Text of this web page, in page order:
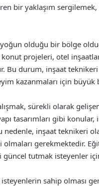
bir yaklaşım sergilemek,
olduğu bir bölge
projeleri, otel
Bu durum, inşaat
kazanmaları için büyük
sürekli olarak
tasarımları gibi
nedenle, inşaat teknikeri
gerekmektedir.
tutmak isteyenler
sahip olması